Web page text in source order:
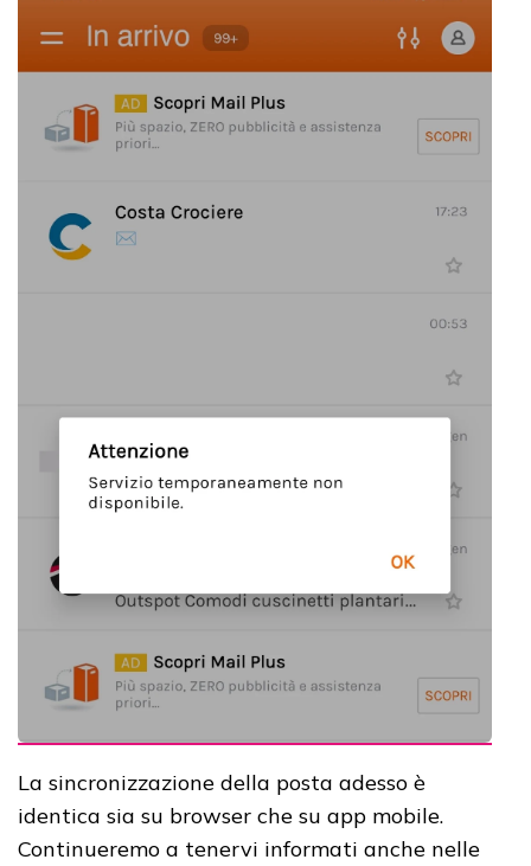
La sincronizzazione della posta adesso è
identica sia su browser che su app mobile.
Continueremo a tenervi informati anche nelle